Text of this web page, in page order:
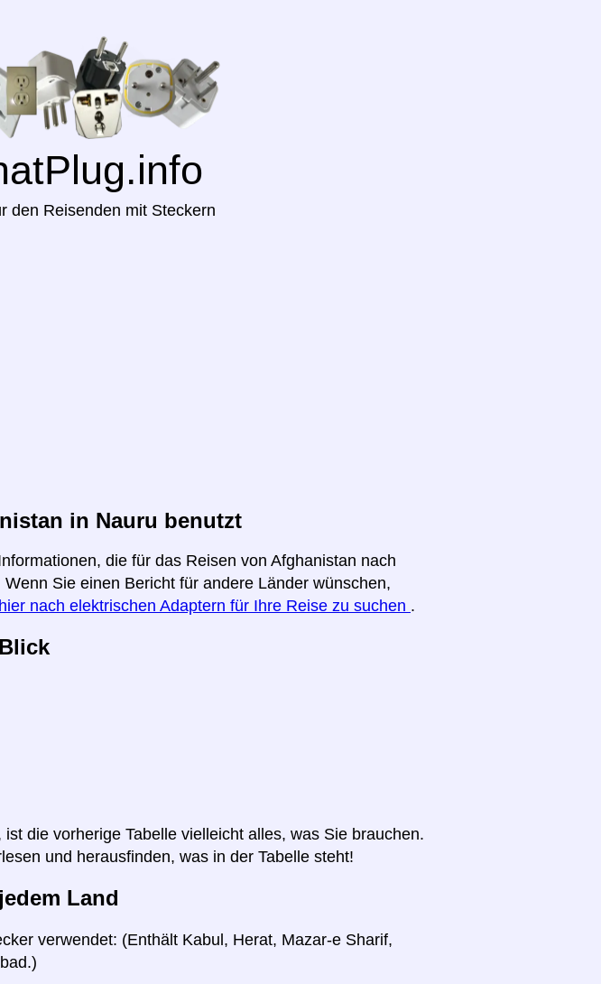
den Reisenden mit Steckern
in Nauru benutzt
die für das Reisen von Afghanistan nach
Sie einen Bericht für andere Länder wünschen,
nach elektrischen Adaptern für Ihre Reise zu suchen .
die vorherige Tabelle vielleicht alles, was Sie brauchen.
und herausfinden, was in der Tabelle steht!
Land
verwendet: (Enthält Kabul, Herat, Mazar-e Sharif,